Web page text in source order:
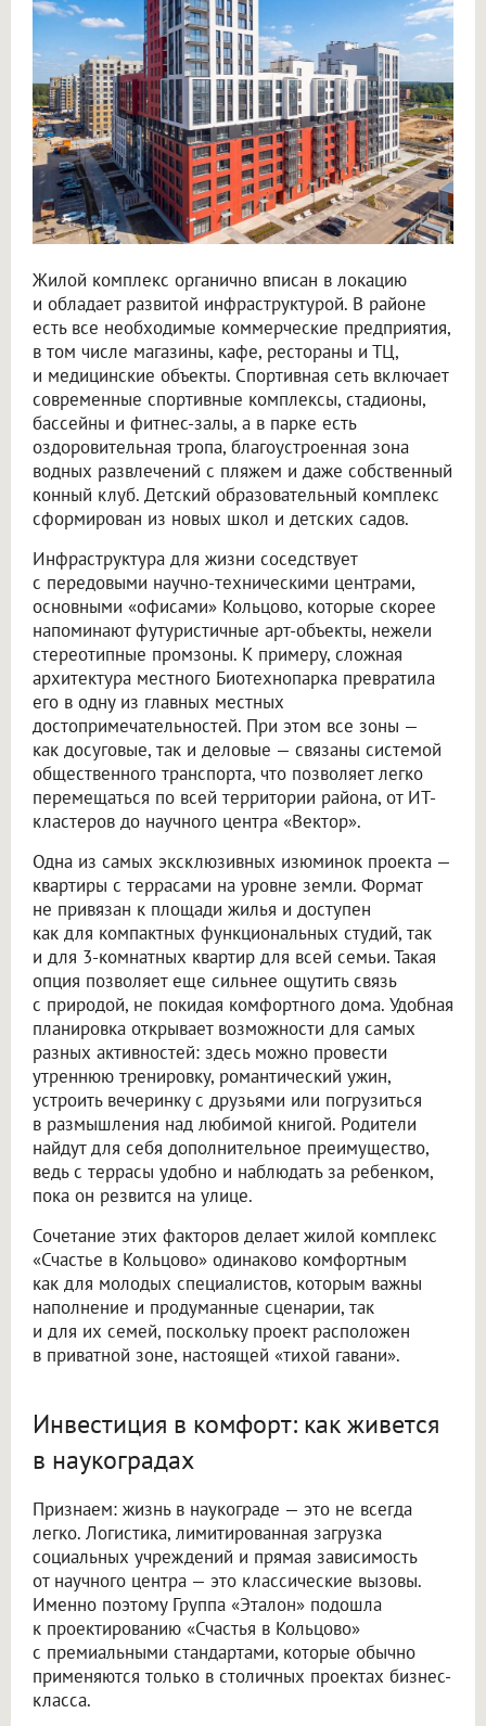
Жилой комплекс органично вписан в локацию
и обладает развитой инфраструктурой. В районе
есть все необходимые коммерческие предприятия,
в том числе магазины, кафе, рестораны и ТЦ,
и медицинские объекты. Спортивная сеть включает
современные спортивные комплексы, стадионы,
бассейны и фитнес-залы, а в парке есть
оздоровительная тропа, благоустроенная зона
водных развлечений с пляжем и даже собственный
конный клуб. Детский образовательный комплекс
сформирован из новых школ и детских садов.
Инфраструктура для жизни соседствует
с передовыми научно-техническими центрами,
основными «офисами» Кольцово, которые скорее
напоминают футуристичные арт-объекты, нежели
стереотипные промзоны. К примеру, сложная
архитектура местного Биотехнопарка превратила
его в одну из главных местных
достопримечательностей. При этом все зоны —
как досуговые, так и деловые — связаны системой
общественного транспорта, что позволяет легко
перемещаться по всей территории района, от ИТ-
кластеров до научного центра «Вектор».
Одна из самых эксклюзивных изюминок проекта —
квартиры с террасами на уровне земли. Формат
не привязан к площади жилья и доступен
как для компактных функциональных студий, так
и для 3-комнатных квартир для всей семьи. Такая
опция позволяет еще сильнее ощутить связь
с природой, не покидая комфортного дома. Удобная
планировка открывает возможности для самых
разных активностей: здесь можно провести
утреннюю тренировку, романтический ужин,
устроить вечеринку с друзьями или погрузиться
в размышления над любимой книгой. Родители
найдут для себя дополнительное преимущество,
ведь с террасы удобно и наблюдать за ребенком,
пока он резвится на улице.
Сочетание этих факторов делает жилой комплекс
«Счастье в Кольцово» одинаково комфортным
как для молодых специалистов, которым важны
наполнение и продуманные сценарии, так
и для их семей, поскольку проект расположен
в приватной зоне, настоящей «тихой гавани».
Инвестиция в комфорт: как живется
в наукоградах
Признаем: жизнь в наукограде — это не всегда
легко. Логистика, лимитированная загрузка
социальных учреждений и прямая зависимость
от научного центра — это классические вызовы.
Именно поэтому Группа «Эталон» подошла
к проектированию «Счастья в Кольцово»
с премиальными стандартами, которые обычно
применяются только в столичных проектах бизнес-
класса.